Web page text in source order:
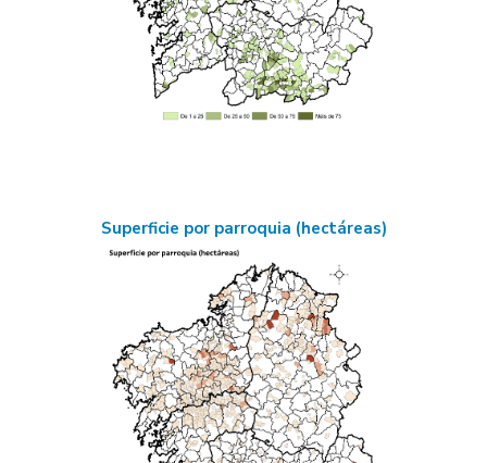
Superficie por parroquia (hectáreas)